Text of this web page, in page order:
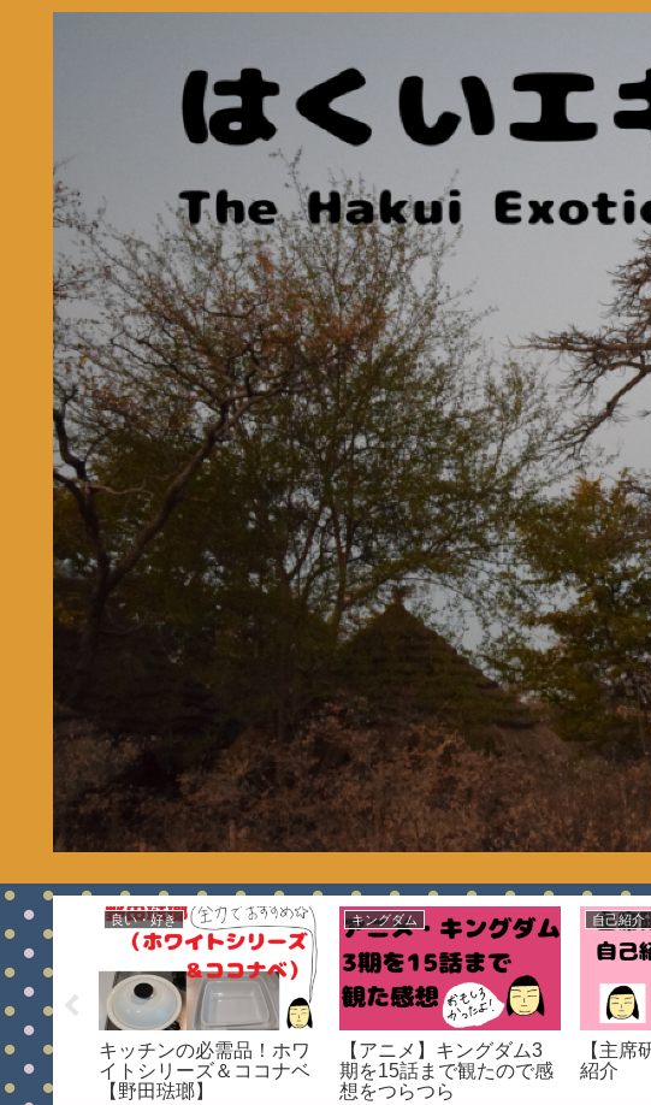
【クッ
】
良い・好き
キッチンの必需品！ホワ
イトシリーズ＆ココナベ
【野田琺瑯】
キングダム
【アニメ】キングダム3
期を15話まで観たので感
想をつらつら
自己紹介
【主
紹介